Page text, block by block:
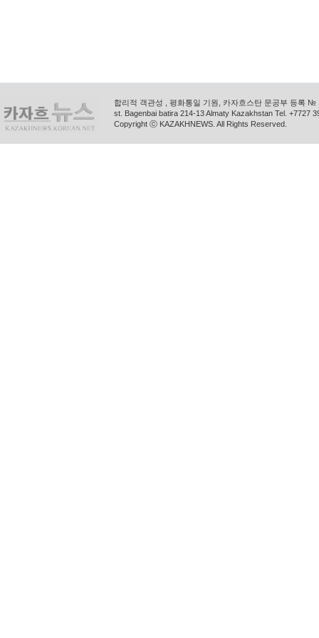
합리적 객관성 , 평화통일 기원, 카자흐스탄 문공부 등록
st. Bagenbai batira 214-13 Almaty Kazakhstan Tel. +7727
Copyright ⓒ KAZAKHNEWS. All Rights Reserved.